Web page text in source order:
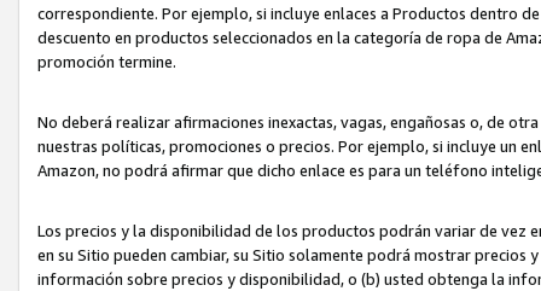
correspondiente. Por ejemplo, si incluye enlaces a Productos dentro
descuento en productos seleccionados en la categoría de ropa de
promoción termine.
No deberá realizar afirmaciones inexactas, vagas, engañosas o, de
nuestras políticas, promociones o precios. Por ejemplo, si incluye un
Amazon, no podrá afirmar que dicho enlace es para un teléfono
Los precios y la disponibilidad de los productos podrán variar de vez
en su Sitio pueden cambiar, su Sitio solamente podrá mostrar
información sobre precios y disponibilidad, o (b) usted obtenga la